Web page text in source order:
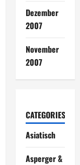
Dezember
2007
November
2007
CATEGORIES
Asiatisch
Asperger &